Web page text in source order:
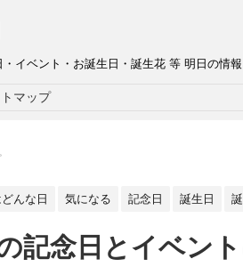
イベント・お誕生日・誕生花 等 明日の情報
マップ
んな日 気になる 記念日 誕生日
記念日とイベン